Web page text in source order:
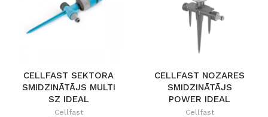
CELLFAST SEKTORA
SMIDZINĀTĀJS MULTI
SZ IDEAL
Cellfast
CELLFAST NOZARES
SMIDZINĀTĀJS
POWER IDEAL
Cellfast